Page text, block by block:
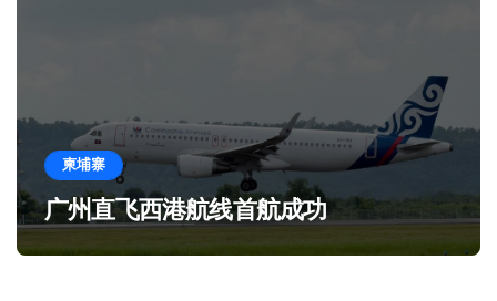
柬埔寨
广州直飞西港航线首航成功